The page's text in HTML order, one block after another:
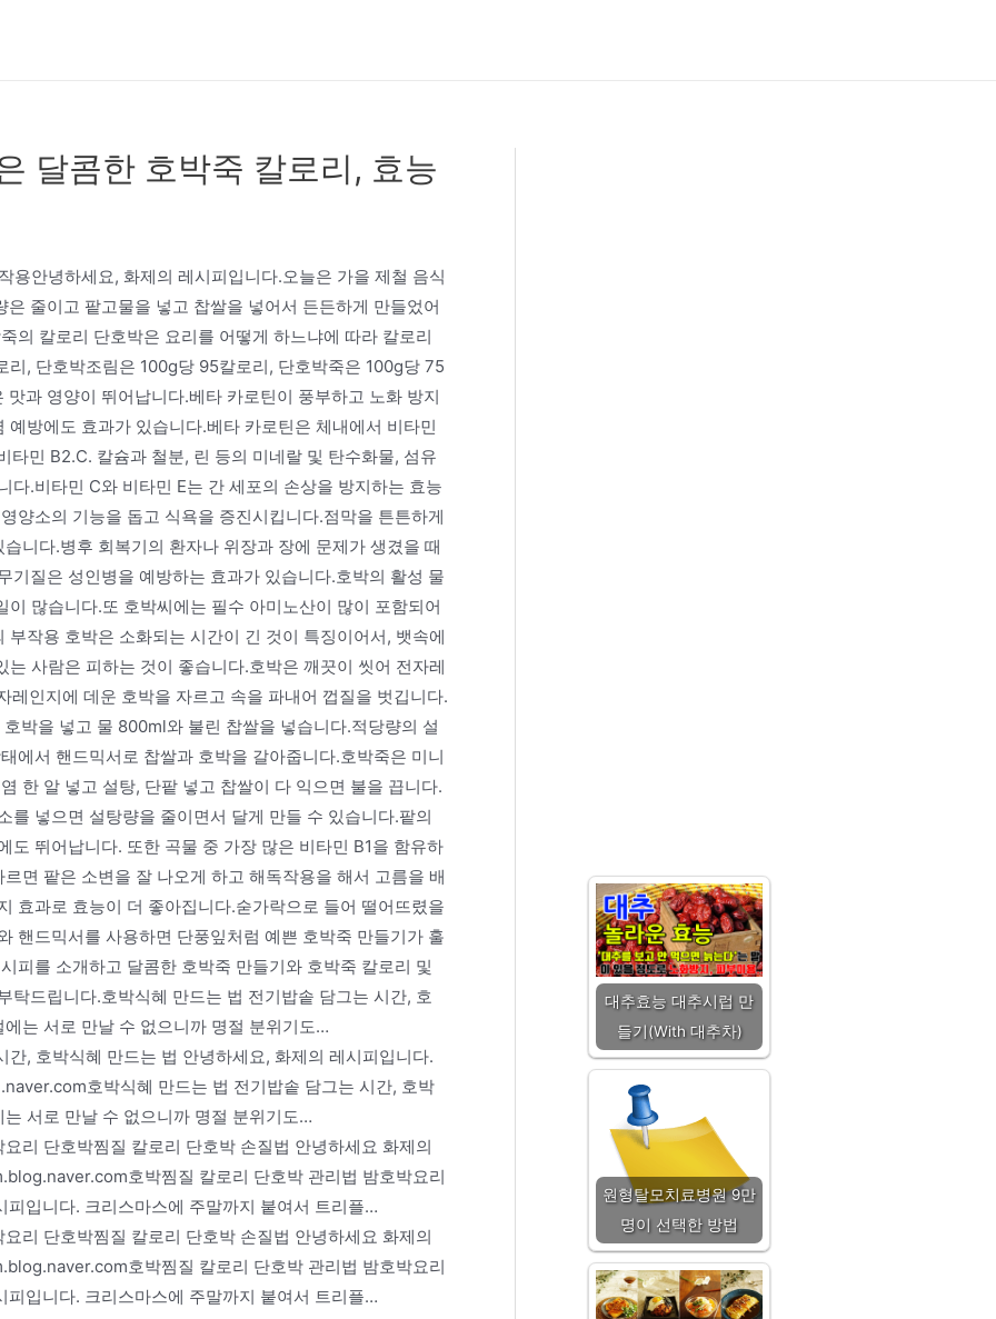
달콤한 호박죽 칼로리, 효능
안녕하세요, 화제의 레시피입니다.오늘은 가을 제철 음식
줄이고 팥고물을 넣고 찹쌀을 넣어서 든든하게 만들었어
의 칼로리 단호박은 요리를 어떻게 하느냐에 따라 칼로리
, 단호박조림은 100g당 95칼로리, 단호박죽은 100g당 75
과 영양이 뛰어납니다.베타 카로틴이 풍부하고 노화 방지
방에도 효과가 있습니다.베타 카로틴은 체내에서 비타민
민 B2.C. 칼슘과 철분, 린 등의 미네랄 및 탄수화물, 섬유
.비타민 C와 비타민 E는 간 세포의 손상을 방지하는 효능
양소의 기능을 돕고 식욕을 증진시킵니다.점막을 튼튼하게
니다.병후 회복기의 환자나 위장과 장에 문제가 생겼을 때
질은 성인병을 예방하는 효과가 있습니다.호박의 활성 물
많습니다.또 호박씨에는 필수 아미노산이 많이 포함되어
작용 호박은 소화되는 시간이 긴 것이 특징이어서, 뱃속에
사람은 피하는 것이 좋습니다.호박은 깨끗이 씻어 전자레
인지에 데운 호박을 자르고 속을 파내어 껍질을 벗깁니다.
박을 넣고 물 800ml와 불린 찹쌀을 넣습니다.적당량의 설
에서 핸드믹서로 찹쌀과 호박을 갈아줍니다.호박죽은 미니
한 알 넣고 설탕, 단팥 넣고 찹쌀이 다 익으면 불을 끕니다.
넣으면 설탕량을 줄이면서 달게 만들 수 있습니다.팥의
뛰어납니다. 또한 곡물 중 가장 많은 비타민 B1을 함유하
면 팥은 소변을 잘 나오게 하고 해독작용을 해서 고름을 배
효과로 효능이 더 좋아집니다.숟가락으로 들어 떨어뜨렸을
핸드믹서를 사용하면 단풍잎처럼 예쁜 호박죽 만들기가 훌
피를 소개하고 달콤한 호박죽 만들기와 호박죽 칼로리 및
드립니다.호박식혜 만드는 법 전기밥솥 담그는 시간, 호
는 서로 만날 수 없으니까 명절 분위기도…
, 호박식혜 만드는 법 안녕하세요, 화제의 레시피입니다.
호박식혜 만드는 법 전기밥솥 담그는 시간, 호박
서로 만날 수 없으니까 명절 분위기도…
리 단호박찜질 칼로리 단호박 손질법 안녕하세요 화제의
호박찜질 칼로리 단호박 관리법 밤호박요리
입니다. 크리스마스에 주말까지 붙여서 트리플…
리 단호박찜질 칼로리 단호박 손질법 안녕하세요 화제의
호박찜질 칼로리 단호박 관리법 밤호박요리
입니다. 크리스마스에 주말까지 붙여서 트리플…
대추효능 대추시럽 만
들기(With 대추차)
원형탈모치료병원 9만
명이 선택한 방법